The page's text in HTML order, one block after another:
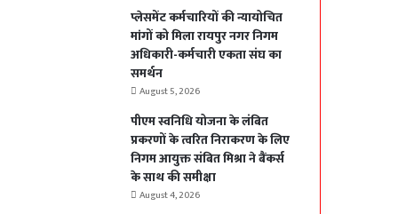
प्लेसमेंट कर्मचारियों की न्यायोचित
मांगों को मिला रायपुर नगर निगम
अधिकारी-कर्मचारी एकता संघ का
समर्थन
August 5, 2026
पीएम स्वनिधि योजना के लंबित
प्रकरणों के त्वरित निराकरण के लिए
निगम आयुक्त संबित मिश्रा ने बैंकर्स
के साथ की समीक्षा
August 4, 2026